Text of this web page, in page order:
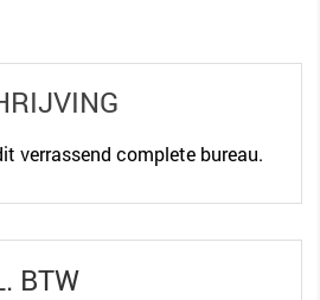
verrassend complete bureau.
BTW